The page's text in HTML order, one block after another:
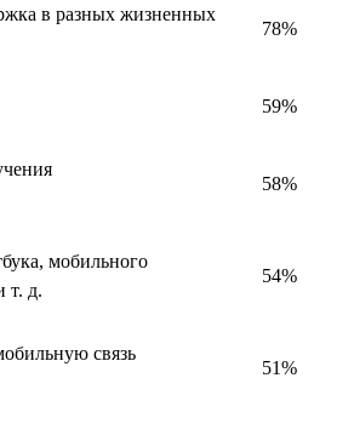
в разных жизненных
78%
59%
58%
мобильного
т. д.
54%
связь
51%